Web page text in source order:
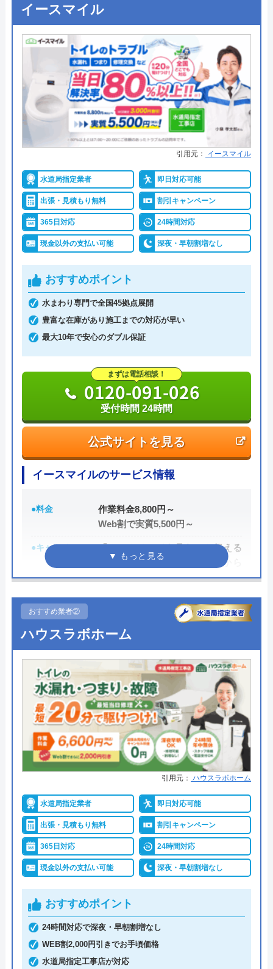
イースマイル
引用元： イースマイル
水道局指定業者 即日対応可能
出張・見積もり無料 割引キャンペーン
365日対応 24時間対応
現金以外の支払い可能 深夜・早朝割増なし
おすすめポイント
水まわり専門で全国45拠点展開
豊富な在庫があり施工までの対応が早い
最大10年で安心のダブル保証
公式サイトを見る
まずは電話相談！
0120-091-026
受付時間 24時間
イースマイルのサービス情報
●料金
作業料金8,800円～
Web割で実質5,500円～
●キャンペーン
「ホームページを見た」と伝える
だけで、WEB割で作業料金から
3,000円割引！
●駆けつけ時間 最短20分
●定休日 年中無休
●出張見積もり 出張・見積もり無料
●支払い方法
現金、銀行振込、モバイル、後払
い決済、クレジットカード
●累計実績
年間25万件、累計500万件の修理交
換実績
●保証・保険
工事保証12年・商品保証10年(最
詳細は公式HPでご確認ください
イースマイルがおすすめの理由
イースマイルは対応する自治体で適切な工事ができ
ると認められている水道局指定業者です。
土日祝日・深夜早朝含む24時間365日、いつ相談し
ても割増料金がかからず、作業が始まるまでは一切
費用がかからないかなり信頼できる業者です。
おすすめ業者②
ハウスラボホーム
引用元： ハウスラボホーム
水道局指定業者 即日対応可能
出張・見積もり無料 割引キャンペーン
365日対応 24時間対応
現金以外の支払い可能 深夜・早朝割増なし
おすすめポイント
24時間対応で深夜・早朝割増なし
WEB割2,000円引きでお手頃価格
水道局指定工事店が対応